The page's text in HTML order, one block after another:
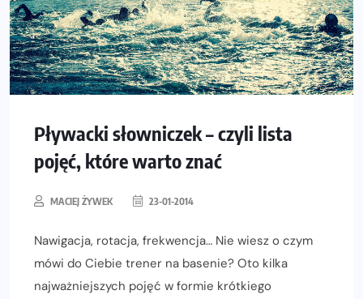
Pływacki słowniczek – czyli lista
pojęć, które warto znać
MACIEJ ŻYWEK 23-01-2014
Nawigacja, rotacja, frekwencja… Nie wiesz o czym
mówi do Ciebie trener na basenie? Oto kilka
najważniejszych pojęć w formie krótkiego